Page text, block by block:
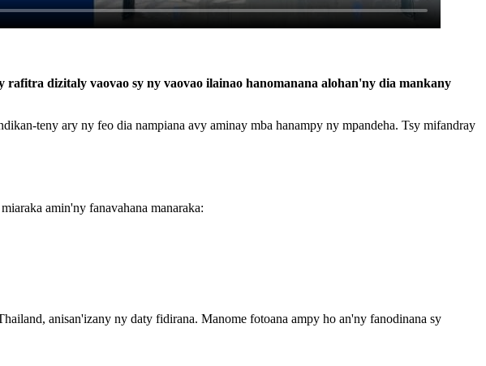
dizitaly vaovao sy ny vaovao ilainao hanomanana alohan'ny dia mankany
teny ary ny feo dia nampiana avy aminay mba hanampy ny mpandeha. Tsy mifandray
amin'ny fanavahana manaraka:
anisan'izany ny daty fidirana. Manome fotoana ampy ho an'ny fanodinana sy